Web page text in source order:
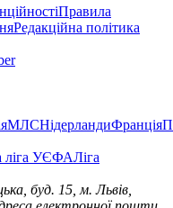
Правила
Редакційна політика
МЛСНідерландиФранція
ліга УЄФАЛіга
буд. 15, м. Львів,